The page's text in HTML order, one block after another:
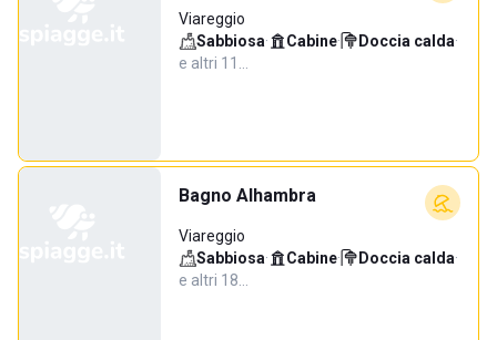
Viareggio
Sabbiosa· Cabine· Doccia calda·
e altri 11…
Bagno Alhambra
Viareggio
Sabbiosa· Cabine· Doccia calda·
e altri 18…